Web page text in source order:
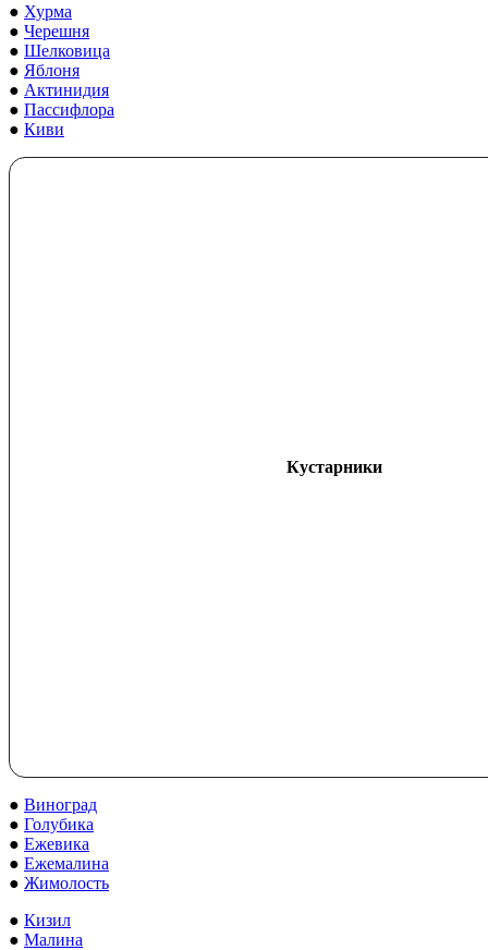
● Хурма
● Черешня
● Шелковица
● Яблоня
● Актинидия
● Пассифлора
● Киви
Кустарники
● Виноград
● Голубика
● Ежевика
● Ежемалина
● Жимолость
● Кизил
● Малина